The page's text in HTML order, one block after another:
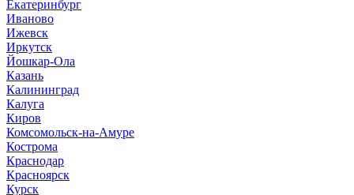
Екатеринбург
Иваново
Ижевск
Иркутск
Йошкар-Ола
Казань
Калининград
Калуга
Киров
Комсомольск-на-Амуре
Кострома
Краснодар
Красноярск
Курск